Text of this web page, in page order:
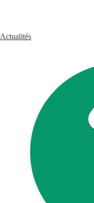
Actualités